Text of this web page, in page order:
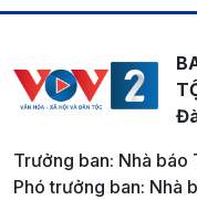
Trưởng ban: Nhà báo
Phó trưởng ban: Nhà